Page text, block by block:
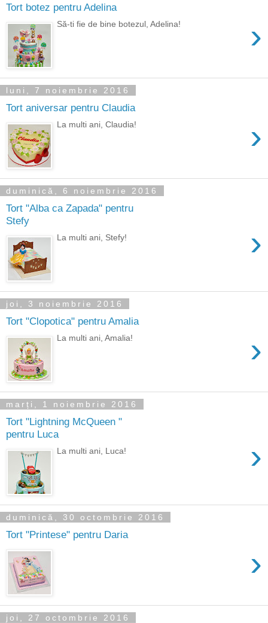
Tort botez pentru Adelina
›
Să-ti fie de bine botezul, Adelina!
luni, 7 noiembrie 2016
Tort aniversar pentru Claudia
›
La multi ani, Claudia!
duminică, 6 noiembrie 2016
Tort "Alba ca Zapada" pentru
Stefy
›
La multi ani, Stefy!
joi, 3 noiembrie 2016
Tort "Clopotica" pentru Amalia
›
La multi ani, Amalia!
marți, 1 noiembrie 2016
Tort "Lightning McQueen "
pentru Luca
›
La multi ani, Luca!
duminică, 30 octombrie 2016
Tort "Printese" pentru Daria
›
joi, 27 octombrie 2016